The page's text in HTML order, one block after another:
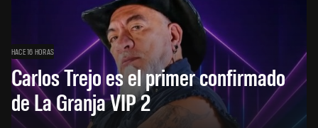
HACE 16 HORAS
Carlos Trejo es el primer confirmado
de La Granja VIP 2